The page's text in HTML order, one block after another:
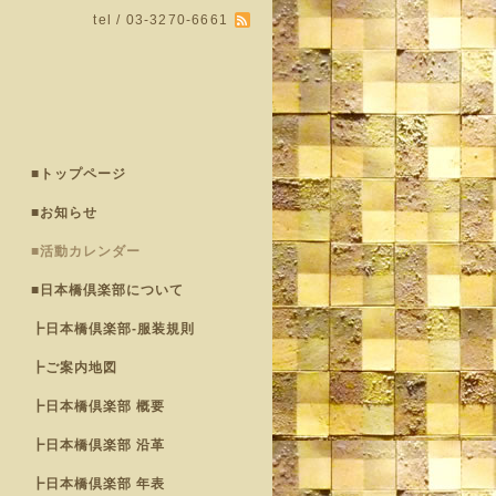
tel / 03-3270-6661
■トップページ
■お知らせ
■活動カレンダー
■日本橋倶楽部について
┣日本橋倶楽部-服装規則
┣ご案内地図
┣日本橋倶楽部 概要
┣日本橋倶楽部 沿革
┣日本橋倶楽部 年表